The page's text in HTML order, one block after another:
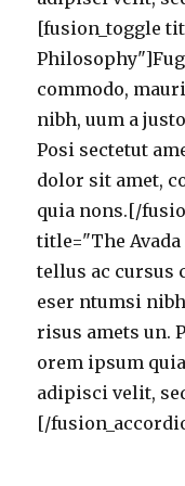
[fusion_toggle
commodo,
nibh, uum a
Posi sectetut
dolor sit amet,
quia nons.[/
title="The
tellus ac cursus
eser ntumsi
risus amets un.
orem ipsum
adipisci velit,
[/